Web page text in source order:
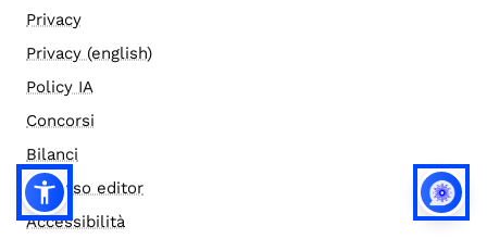
Privacy
Privacy (english)
Policy IA
Concorsi
Bilanci
Accesso editor
Accessibilità